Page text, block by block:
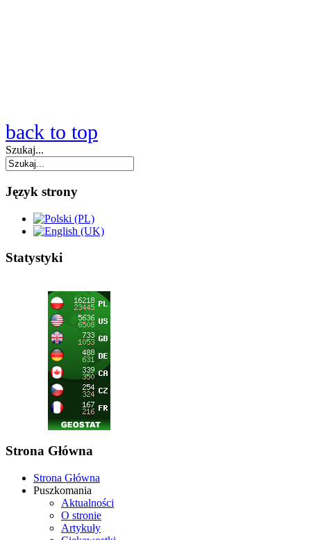
back to top
Szukaj...
Język strony
Statystyki
Strona Główna
Strona Główna
Puszkomania
Aktualności
O stronie
Artykuły